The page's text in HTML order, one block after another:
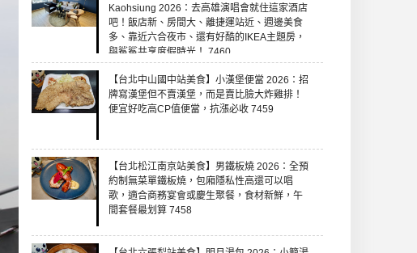
Kaohsiung 2026：去高雄演唱會就住這家酒店
吧！飯店新、房間大、離捷運站近、週邊美食
多、靠近六合夜市、還有好酷的IKEA主題房，
與鯊鯊共享度假時光！ 7460
【台北中山國中站美食】小漢堡便當 2026：招
牌寫漢堡但不賣漢堡，而是賣比臉大炸雞排！
便宜好吃高CP值便當，抗漲必收 7459
【台北松江南京站美食】男鐵板燒 2026：全預
約制無菜單鐵板燒，包廂隱私性高還可以唱
歌，適合商務宴會或慶生聚餐，食材新鮮，午
間套餐最划算 7458